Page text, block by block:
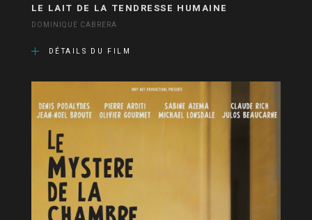
LE LAIT DE LA TENDRESSE HUMAINE
DOMINIQUE CABRERA
DÉTAILS DU FILM